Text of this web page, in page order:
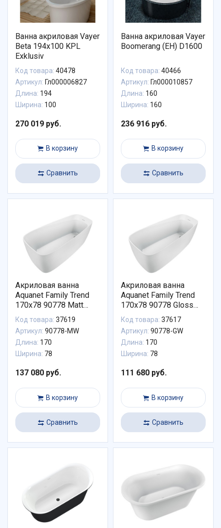
Ванна акриловая Vayer
Beta 194x100 KPL
Exklusiv
Код товара: 40478
Артикул: Гл000006827
Длина: 194
Ширина: 100
270 019 руб.
В корзину
Сравнить
Ванна акриловая Vayer
Boomerang (EH) D1600
Код товара: 40466
Артикул: Гл000010857
Длина: 160
Ширина: 160
236 916 руб.
В корзину
Сравнить
Акриловая ванна
Aquanet Family Trend
170x78 90778 Matt
Finish 90778-MW
Код товара: 37619
Артикул: 90778-MW
Длина: 170
Ширина: 78
137 080 руб.
В корзину
Сравнить
Акриловая ванна
Aquanet Family Trend
170x78 90778 Gloss
Finish 90778-GW
Код товара: 37617
Артикул: 90778-GW
Длина: 170
Ширина: 78
111 680 руб.
В корзину
Сравнить